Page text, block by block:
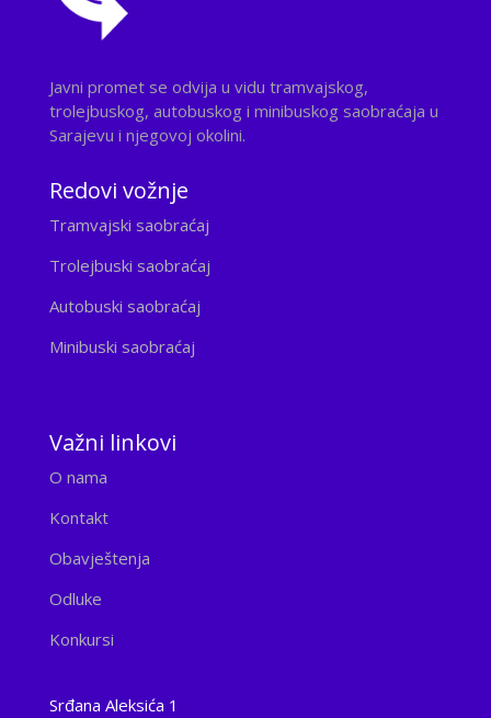
Javni promet se odvija u vidu tramvajskog,
trolejbuskog, autobuskog i minibuskog saobraćaja u
Sarajevu i njegovoj okolini.
Redovi vožnje
Tramvajski saobraćaj
Trolejbuski saobraćaj
Autobuski saobraćaj
Minibuski saobraćaj
Važni linkovi
O nama
Kontakt
Obavještenja
Odluke
Konkursi
Srđana Aleksića 1